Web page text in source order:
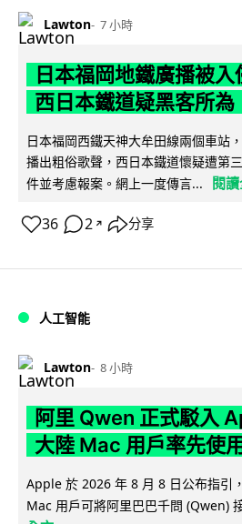
Lawton 7 小時
日本福岡地鐵廣播被
西日本鐵道疑黑客所為
日本福岡西鐵天神大牟田線兩個車站
播出粗俗歌聲，西日本鐵道懷疑遭第
件並考慮報案。網上一度傳言...
閱
36 2 ↗ 分享
人工智能
Lawton 8 小時
阿里 Qwen 正式駁入
大陸 Mac 用戶率先使用
Apple 於 2026 年 8 月 8 日公布指引
Mac 用戶可將阿里巴巴千問 (Qwen)